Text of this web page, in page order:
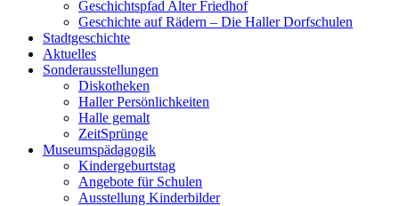
Geschichtspfad Alter Friedhof
Geschichte auf Rädern – Die Haller Dorfschulen
Stadtgeschichte
Aktuelles
Sonderausstellungen
Diskotheken
Haller Persönlichkeiten
Halle gemalt
ZeitSprünge
Museumspädagogik
Kindergeburtstag
Angebote für Schulen
Ausstellung Kinderbilder